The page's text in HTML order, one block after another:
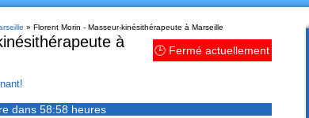
» Florent Morin - Masseur-kinésithérapeute à Marseille
à
🕒 Fermé actuellement
dans 58:58 heures